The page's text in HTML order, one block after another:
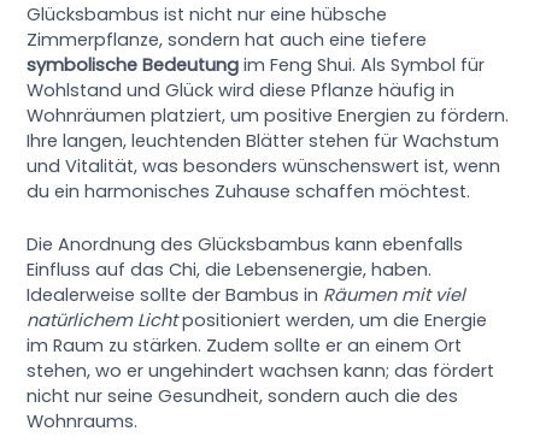
Glücksbambus ist nicht nur eine hübsche
Zimmerpflanze, sondern hat auch eine tiefere
symbolische Bedeutung im Feng Shui. Als Symbol für
Wohlstand und Glück wird diese Pflanze häufig in
Wohnräumen platziert, um positive Energien zu fördern.
Ihre langen, leuchtenden Blätter stehen für Wachstum
und Vitalität, was besonders wünschenswert ist, wenn
du ein harmonisches Zuhause schaffen möchtest.
Die Anordnung des Glücksbambus kann ebenfalls
Einfluss auf das Chi, die Lebensenergie, haben.
Idealerweise sollte der Bambus in Räumen mit viel
natürlichem Lichtpositioniert werden, um die Energie
im Raum zu stärken. Zudem sollte er an einem Ort
stehen, wo er ungehindert wachsen kann; das fördert
nicht nur seine Gesundheit, sondern auch die des
Wohnraums.